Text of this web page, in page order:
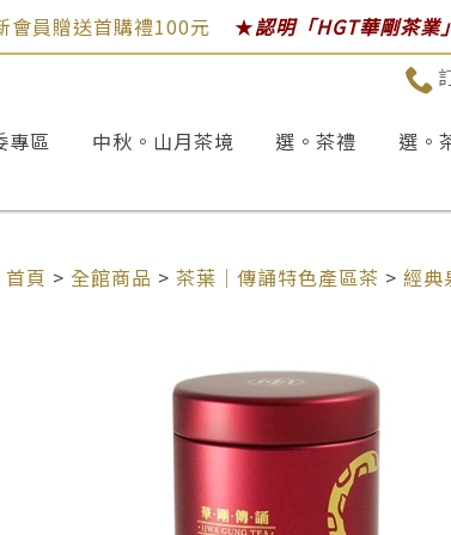
會員贈送首購禮100元 ★認明「HGT華剛茶業
專區 中秋。山月茶境 選。茶禮 選。
首頁 > 全館商品 > 茶葉｜傳誦特色產區茶 > 經